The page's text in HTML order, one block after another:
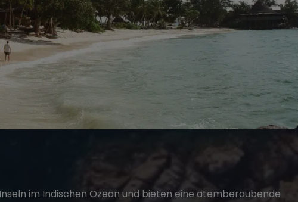
im Indischen Ozean und bieten eine atemberaubende